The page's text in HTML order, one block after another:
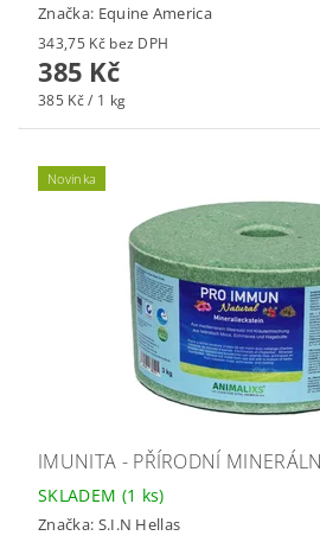
Značka: Equine America
343,75 Kč bez DPH
385 Kč
385 Kč / 1 kg
Novinka
IMUNITA - PŘÍRODNÍ
SKLADEM (1 ks)
Značka: S.I.N Hellas